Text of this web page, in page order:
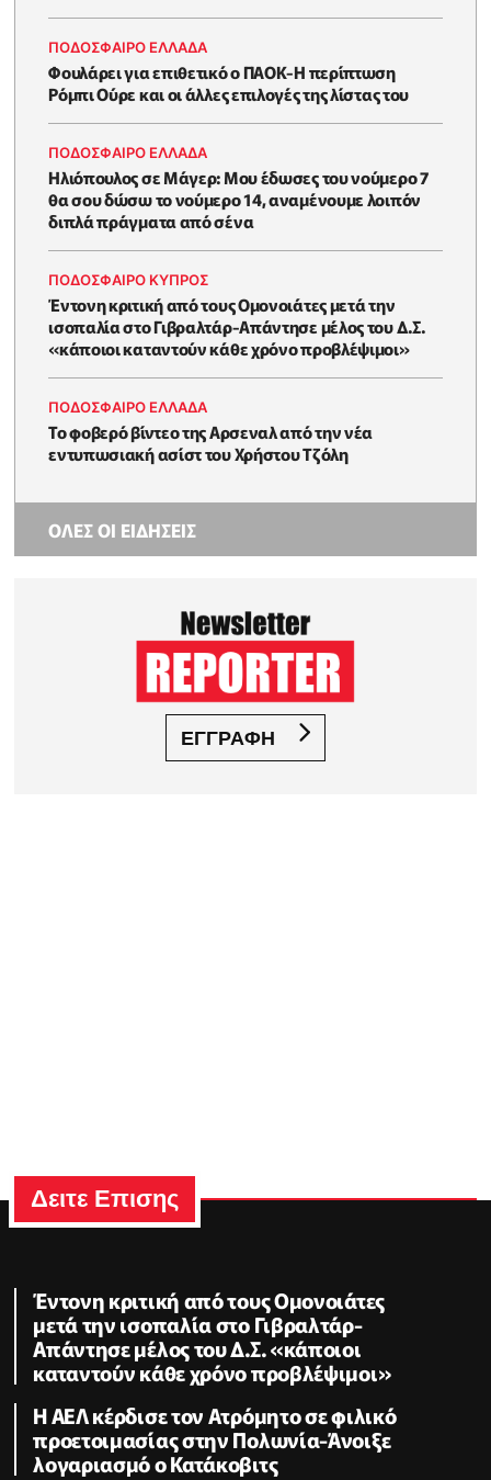
ΠΟΔΟΣΦΑΙΡΟ ΕΛΛΑΔΑ
Φουλάρει για επιθετικό ο ΠΑΟΚ-Η περίπτωση
Ρόμπι Ούρε και οι άλλες επιλογές της λίστας του
ΠΟΔΟΣΦΑΙΡΟ ΕΛΛΑΔΑ
Ηλιόπουλος σε Μάγερ: Μου έδωσες του νούμερο 7
θα σου δώσω το νούμερο 14, αναμένουμε λοιπόν
διπλά πράγματα από σένα
ΠΟΔΟΣΦΑΙΡΟ ΚΥΠΡΟΣ
Έντονη κριτική από τους Ομονοιάτες μετά την
ισοπαλία στο Γιβραλτάρ-Απάντησε μέλος του Δ.Σ.
«κάποιοι καταντούν κάθε χρόνο προβλέψιμοι»
ΠΟΔΟΣΦΑΙΡΟ ΕΛΛΑΔΑ
Το φοβερό βίντεο της Αρσεναλ από την νέα
εντυπωσιακή ασίστ του Χρήστου Τζόλη
ΟΛΕΣ ΟΙ ΕΙΔΗΣΕΙΣ
ΕΓΓΡΑΦΗ
Δειτε Επισης
Έντονη κριτική από τους Ομονοιάτες
μετά την ισοπαλία στο Γιβραλτάρ-
Απάντησε μέλος του Δ.Σ. «κάποιοι
καταντούν κάθε χρόνο προβλέψιμοι»
Η ΑΕΛ κέρδισε τον Ατρόμητο σε φιλικό
προετοιμασίας στην Πολωνία-Άνοιξε
λογαριασμό ο Κατάκοβιτς